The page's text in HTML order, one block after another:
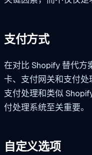
支付方式
在对比 Shopify 替代方
卡、支付网关和支付
支付处理和类似
付处理系统至关重要。
自定义选项